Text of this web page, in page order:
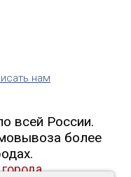
нам
всей России.
более